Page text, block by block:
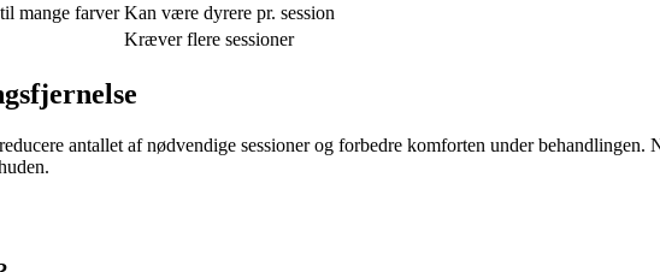
mange farver Kan være dyrere pr. session
Kræver flere sessioner
antallet af nødvendige sessioner og forbedre komforten under behandlingen.